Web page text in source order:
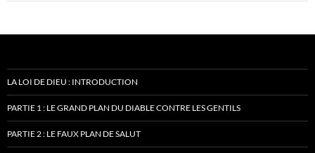
LA LOI DE DIEU : INTRODUCTION
PARTIE 1 : LE GRAND PLAN DU DIABLE CONTRE LES GENTILS
PARTIE 2 : LE FAUX PLAN DE SALUT